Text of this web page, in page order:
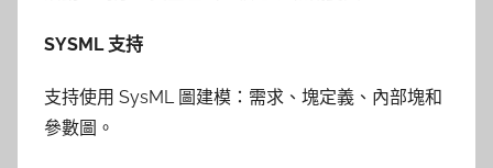
SYSML 支持
支持使用 SysML 圖建模：需求、塊定義、內部塊和
參數圖。